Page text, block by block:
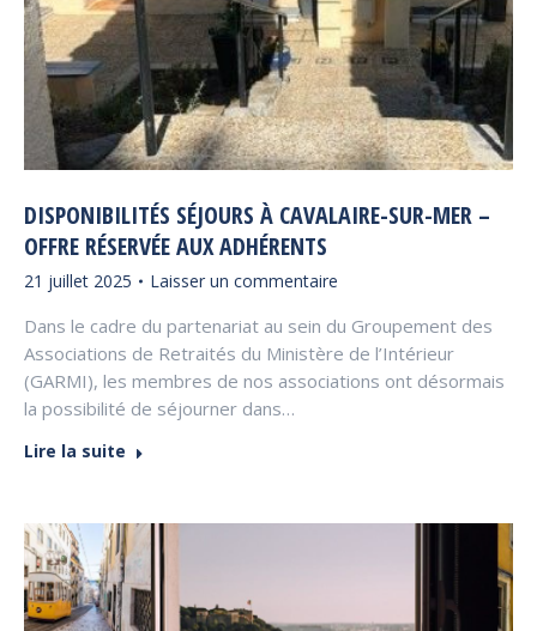
DISPONIBILITÉS SÉJOURS À CAVALAIRE-SUR-MER –
OFFRE RÉSERVÉE AUX ADHÉRENTS
21 juillet 2025 Laisser un commentaire
Dans le cadre du partenariat au sein du Groupement des
Associations de Retraités du Ministère de l’Intérieur
(GARMI), les membres de nos associations ont désormais
la possibilité de séjourner dans…
Lire la suite